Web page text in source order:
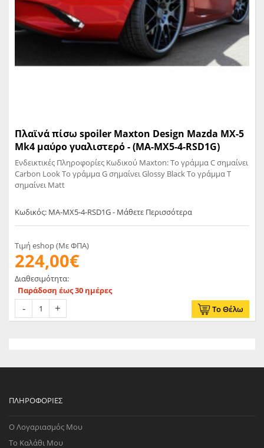
Πλαϊνά πίσω spoiler Maxton Design Mazda MX-5
Mk4 μαύρο γυαλιστερό - (MA-MX5-4-RSD1G)
Ενδεικτικές Πληροφορίες Κωδικού Maxton: Το γράμμα C σημαίνει
Carbon Look Το γράμμα G σημαίνει Glossy Black Το γράμμα T
σημαίνει Matt
Κωδικός: MA-MX5-4-RSD1G - Μάθετε Περισσότερα
Τιμή eshop (Με ΦΠΑ)
224,00€
Διαθεσιμότητα:
Παράδοση έως 30 ημέρες
Το Θέλω
ΠΛΗΡΟΦΟΡΊΕΣ
Ο Λογαριασμός Μου
Το Καλάθι Μου